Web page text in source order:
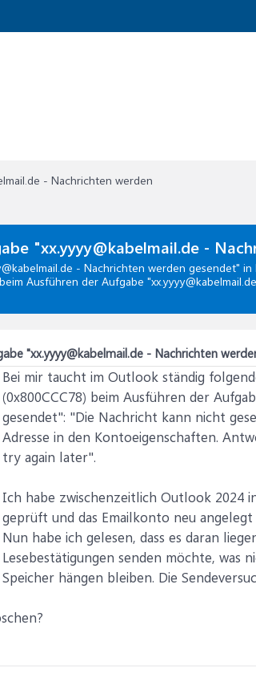
- Nachrichten werden
"xx.yyyy@kabelmail.de -
- Nachrichten werden gesendet" in
Ausführen der Aufgabe
"xx.yyyy@kabelmail.de - Nachrichten
Bei mir taucht im Outlook ständig
(0x800CCC78) beim Ausführen der
gesendet": "Die Nachricht kann nicht
Adresse in den Kontoeigenschaften.
try again later".
Ich habe zwischenzeitlich Outlook 2024
geprüft und das Emailkonto neu
Nun habe ich gelesen, dass es daran
Lesebestätigungen senden möchte, was
Speicher hängen bleiben. Die